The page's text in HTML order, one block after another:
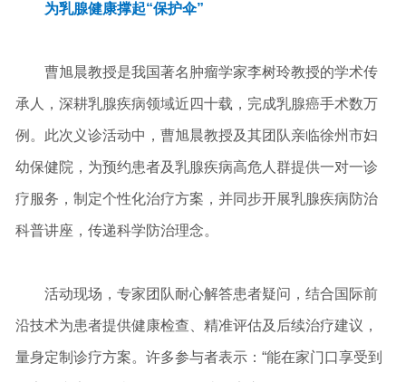
为乳腺健康撑起“保护伞”
曹旭晨教授是我国著名肿瘤学家李树玲教授的学术传
承人，深耕乳腺疾病领域近四十载，完成乳腺癌手术数万
例。此次义诊活动中，曹旭晨教授及其团队亲临徐州市妇
幼保健院，为预约患者及乳腺疾病高危人群提供一对一诊
疗服务，制定个性化治疗方案，并同步开展乳腺疾病防治
科普讲座，传递科学防治理念。
活动现场，专家团队耐心解答患者疑问，结合国际前
沿技术为患者提供健康检查、精准评估及后续治疗建议，
量身定制诊疗方案。许多参与者表示：“能在家门口享受到